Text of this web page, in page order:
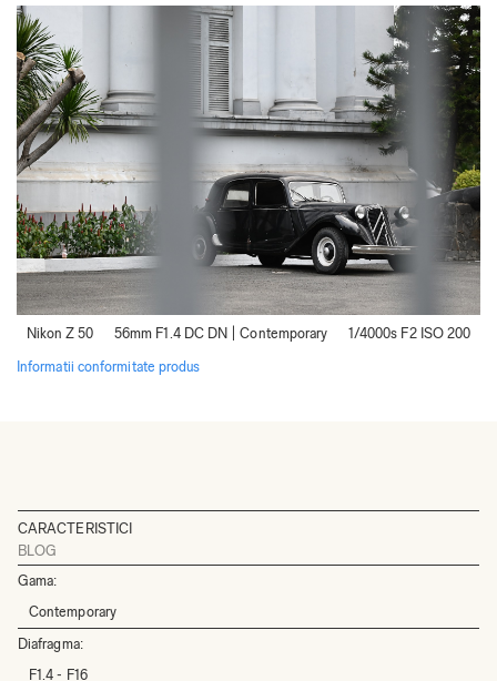
Nikon Z 50 56mm F1.4 DC DN | Contemporary 1/4000s F2 ISO 200
Informatii conformitate produs
CARACTERISTICI
BLOG
Gama:
Contemporary
Diafragma:
F1.4 - F16